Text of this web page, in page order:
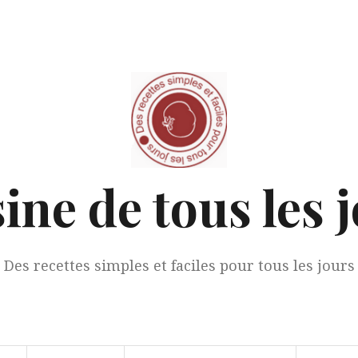
de tous les
Des recettes simples et faciles pour tous les jours